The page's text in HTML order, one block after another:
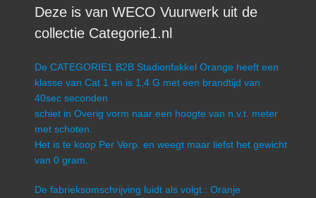
Deze is van WECO Vuurwerk uit de
collectie Categorie1.nl
De CATEGORIE1 B2B Stadionfakkel Orange heeft een
klasse van Cat 1 en is 1,4 G met een brandtijd van
40sec seconden
schiet in Overig vorm naar een hoogte van n.v.t. meter
met schoten.
Het is te koop Per Verp. en weegt maar liefst het gewicht
van 0 gram.
De fabrieksomschrijving luidt als volgt.: Oranje